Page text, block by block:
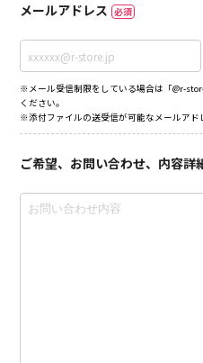
メールアドレス 必須
※メール受信制限をしている場合は「@r-
ください。
※添付ファイルの送受信が可能なメールアド
ご希望、お問い合わせ、内容詳